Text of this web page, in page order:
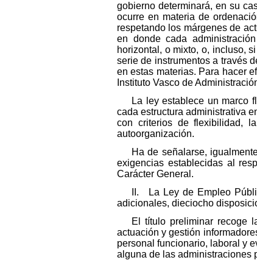
gobierno determinará, en su
ocurre en materia de
respetando los márgenes de
en donde cada
horizontal, o mixto, o, incluso,
serie de instrumentos a través
en estas materias. Para hacer
Instituto Vasco de
La ley establece un marco
cada estructura administrativa
con criterios de flexibilidad,
autoorganización.
Ha de señalarse,
exigencias establecidas al
Carácter General.
II. La Ley de Empleo
adicionales, dieciocho
El título preliminar recoge
actuación y gestión
personal funcionario, laboral y
alguna de las administraciones